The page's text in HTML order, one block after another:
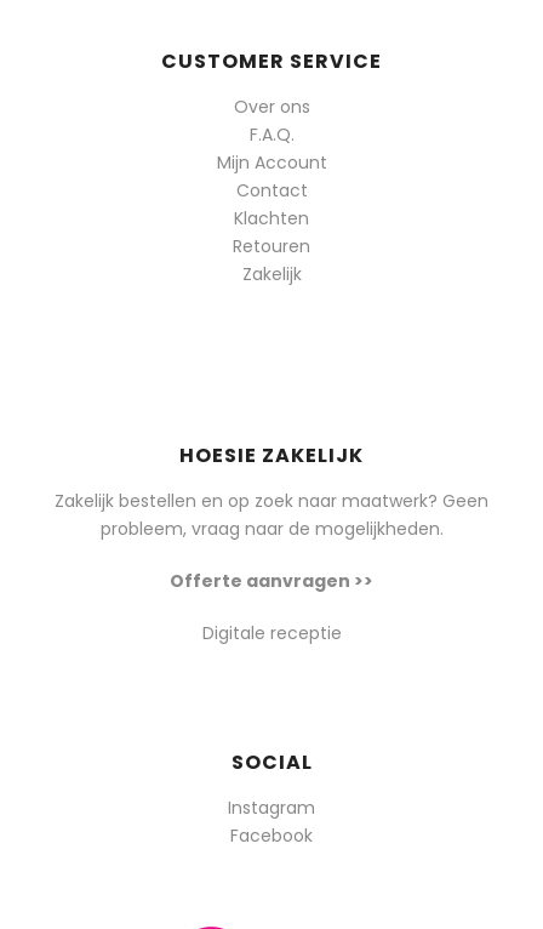
CUSTOMER SERVICE
Over ons
F.A.Q.
Mijn Account
Contact
Klachten
Retouren
Zakelijk
HOESIE ZAKELIJK
Zakelijk bestellen en op zoek naar maatwerk? Geen
probleem, vraag naar de mogelijkheden.
Offerte aanvragen >>
Digitale receptie
SOCIAL
Instagram
Facebook